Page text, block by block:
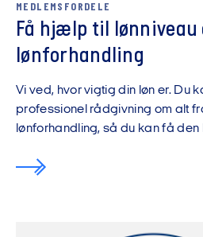
MEDLEMSFORDELE
Få hjælp til lønniveau
lønforhandling
Vi ved, hvor vigtig din løn er. Du
professionel rådgivning om alt
lønforhandling, så du kan få den